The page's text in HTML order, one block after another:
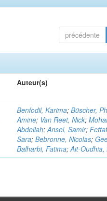
précédente
Auteur(s)
Benfodil, Karima;Büscher,
Amine; Van Reet, Nick;
Abdellah;Ansel, Samir;
Sara;Bebronne, Nicolas;
Balharbi, Fatima;Ait-Oudhia,